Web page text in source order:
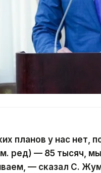
планов у нас нет,
ред) — 85 тысяч,
— сказал С.